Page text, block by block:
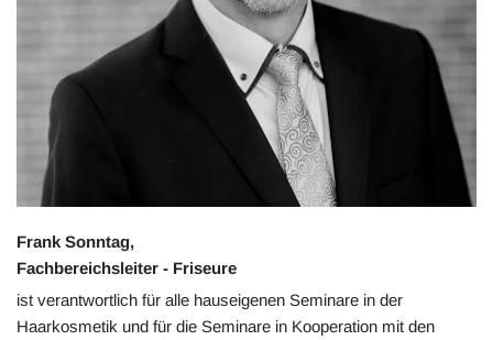
Frank Sonntag,
Fachbereichsleiter - Friseure
ist verantwortlich für alle hauseigenen Seminare in der
Haarkosmetik und für die Seminare in Kooperation mit den